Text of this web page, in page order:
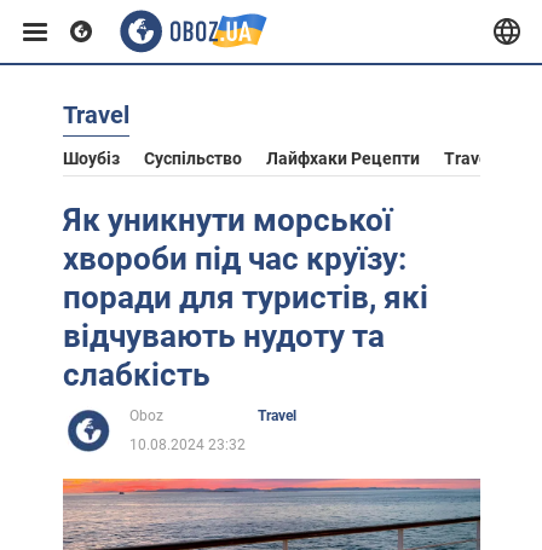
Європа
США
Африка
Життя
Лайфхаки
Travel
Шоубіз Суспільство Лайфхаки Рецепти Travel
Як уникнути морської
хвороби під час круїзу:
поради для туристів, які
відчувають нудоту та
слабкість
Oboz
Travel
10.08.2024 23:32